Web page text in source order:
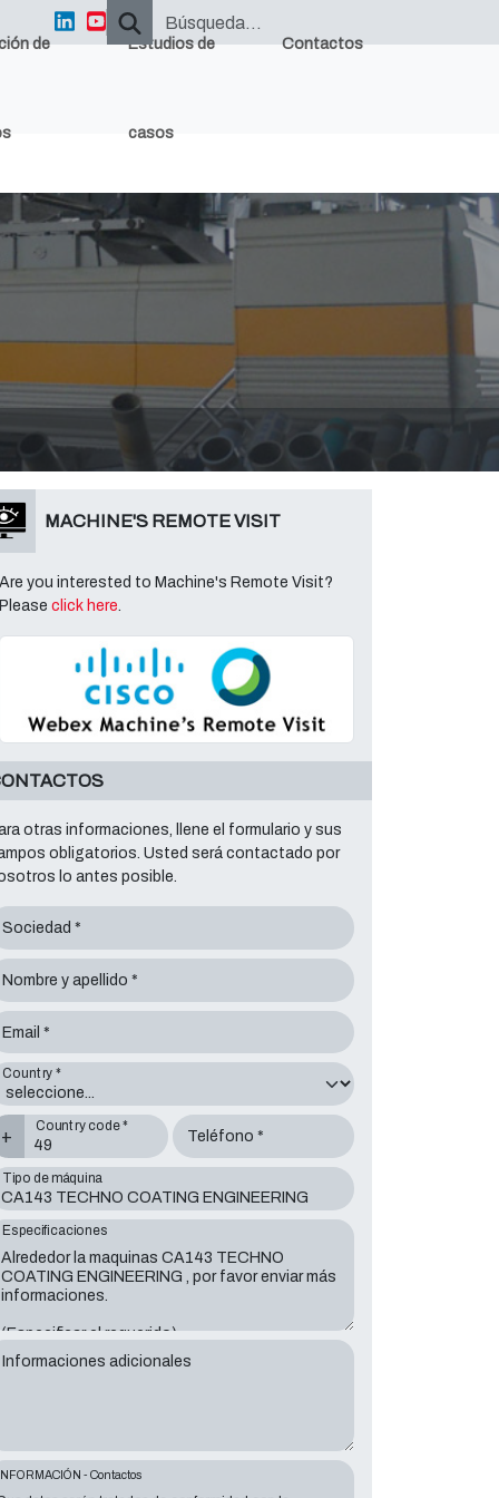
de Estudios de
casos
Contactos
MACHINE'S REMOTE VISIT
Are you interested to Machine's Remote Visit?
Please click here.
otras informaciones, llene el formulario y sus
obligatorios. Usted será contactado por
lo antes posible.
Sociedad *
Nombre y apellido *
Email *
Country *
+
Country code *
Teléfono *
Tipo de máquina
Especificaciones
Informaciones adicionales
INFORMACIÓN - Contactos